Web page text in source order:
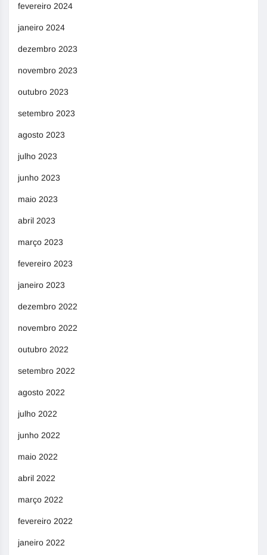
fevereiro 2024
janeiro 2024
dezembro 2023
novembro 2023
outubro 2023
setembro 2023
agosto 2023
julho 2023
junho 2023
maio 2023
abril 2023
março 2023
fevereiro 2023
janeiro 2023
dezembro 2022
novembro 2022
outubro 2022
setembro 2022
agosto 2022
julho 2022
junho 2022
maio 2022
abril 2022
março 2022
fevereiro 2022
janeiro 2022